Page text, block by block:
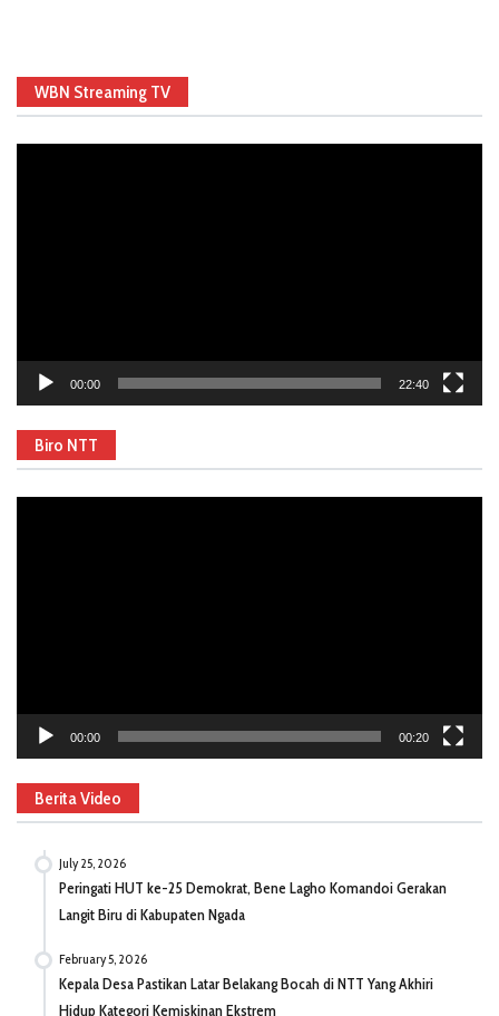
WBN Streaming TV
00:00 22:40
Biro NTT
00:00 00:20
Berita Video
July 25, 2026
Peringati HUT ke-25 Demokrat, Bene Lagho Komandoi Gerakan
Langit Biru di Kabupaten Ngada
February 5, 2026
Kepala Desa Pastikan Latar Belakang Bocah di NTT Yang Akhiri
Hidup Kategori Kemiskinan Ekstrem